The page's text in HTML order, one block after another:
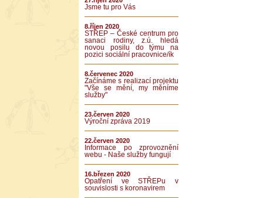
Jsme tu pro Vás
8.říjen 2020
STŘEP – České centrum pro
sanaci rodiny, z.ú. hledá
novou posilu do týmu na
pozici sociální pracovnice/ík
8.červenec 2020
Začínáme s realizací projektu
"Vše se mění, my měníme
služby"
23.červen 2020
Výroční zpráva 2019
22.červen 2020
Informace po zprovoznění
webu - Naše služby fungují
16.březen 2020
Opatření ve STŘEPu v
souvislosti s koronavirem